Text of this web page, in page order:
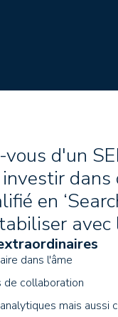
vous d'un
en
avec
dans l'âme
de collaboration
mais aussi